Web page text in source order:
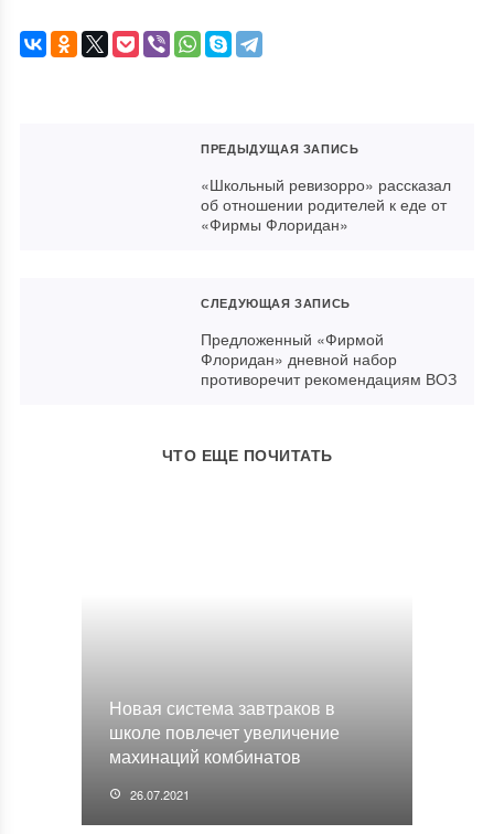
ПРЕДЫДУЩАЯ ЗАПИСЬ
«Школьный ревизорро» рассказал
об отношении родителей к еде от
«Фирмы Флоридан»
СЛЕДУЮЩАЯ ЗАПИСЬ
Предложенный «Фирмой
Флоридан» дневной набор
противоречит рекомендациям ВОЗ
ЧТО ЕЩЕ ПОЧИТАТЬ
Новая система завтраков в
школе повлечет увеличение
махинаций комбинатов
26.07.2021